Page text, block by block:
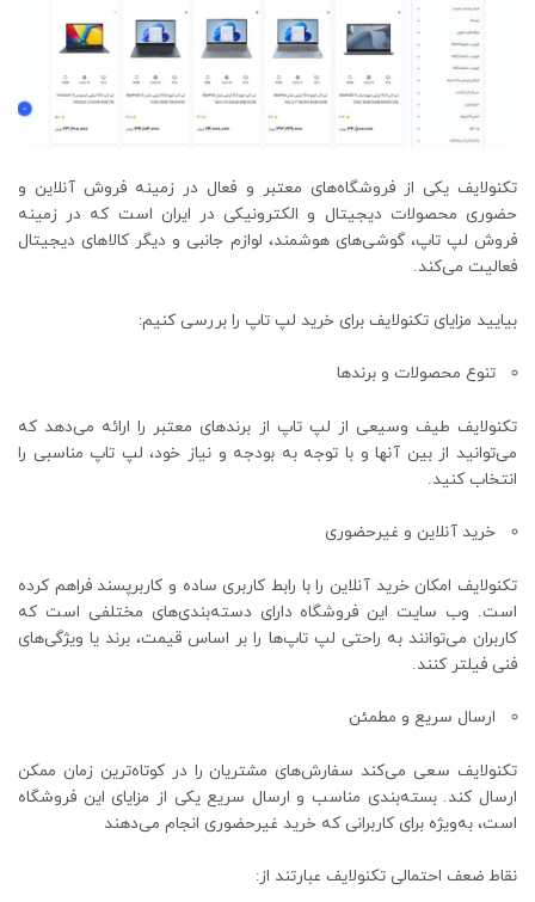
تکنولایف یکی از فروشگاه‌های معتبر و فعال در زمینه فروش آنلاین و
حضوری محصولات دیجیتال و الکترونیکی در ایران است که در زمینه
فروش لپ ‌تاپ، گوشی‌های هوشمند، لوازم جانبی و دیگر کالاهای دیجیتال
فعالیت می‌کند.
بیایید مزایای تکنولایف برای خرید لپ‌ تاپ را بررسی کنیم:
تنوع محصولات و برندها
تکنولایف طیف وسیعی از لپ تاپ از برندهای معتبر را ارائه می‌دهد که
می‌توانید از بین آنها و با توجه به بودجه و نیاز خود، لپ‌ تاپ مناسبی را
انتخاب کنید.
خرید آنلاین و غیرحضوری
تکنولایف امکان خرید آنلاین را با رابط کاربری ساده و کاربرپسند فراهم کرده
است. وب سایت این فروشگاه دارای دسته‌بندی‌های مختلفی است که
کاربران می‌توانند به راحتی لپ‌ تاپ‌ها را بر اساس قیمت، برند یا ویژگی‌های
فنی فیلتر کنند.
ارسال سریع و مطمئن
تکنولایف سعی می‌کند سفارش‌های مشتریان را در کوتاه‌ترین زمان ممکن
ارسال کند. بسته‌بندی مناسب و ارسال سریع یکی از مزایای این فروشگاه
است، به‌ویژه برای کاربرانی که خرید غیرحضوری انجام می‌دهند
نقاط ضعف احتمالی تکنولایف عبارتند از: